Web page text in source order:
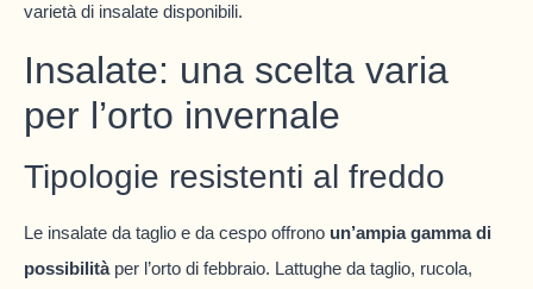
varietà di insalate disponibili.
Insalate: una scelta varia
per l’orto invernale
Tipologie resistenti al freddo
Le insalate da taglio e da cespo offrono un’ampia gamma di
possibilitàper l’orto di febbraio. Lattughe da taglio, rucola,